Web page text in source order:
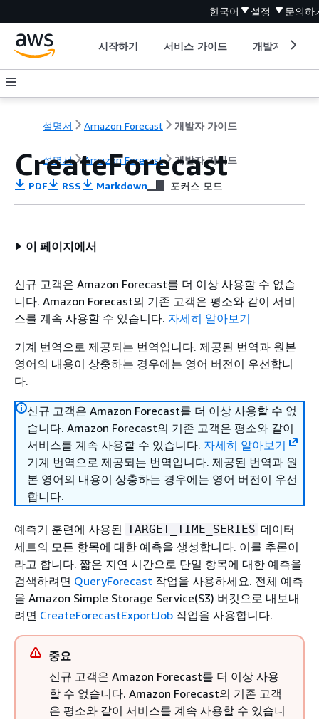
한국어 설정 문의하
시작하기 서비스 가이드 개발자 도구
설명서 Amazon Forecast 개발자 가이드
설명서 Amazon Forecast 개발자 가이드
CreateForecast
PDF RSS Markdown 포커스 모드
이 페이지에서
신규 고객은 Amazon Forecast를 더 이상 사용할 수 없습
니다. Amazon Forecast의 기존 고객은 평소와 같이 서비
스를 계속 사용할 수 있습니다. 자세히 알아보기
기계 번역으로 제공되는 번역입니다. 제공된 번역과 원본
영어의 내용이 상충하는 경우에는 영어 버전이 우선합니
다.
신규 고객은 Amazon Forecast를 더 이상 사용할 수 없
습니다. Amazon Forecast의 기존 고객은 평소와 같이
서비스를 계속 사용할 수 있습니다. 자세히 알아보기
기계 번역으로 제공되는 번역입니다. 제공된 번역과 원
본 영어의 내용이 상충하는 경우에는 영어 버전이 우선
합니다.
예측기 훈련에 사용된 TARGET_TIME_SERIES 데이터
세트의 모든 항목에 대한 예측을 생성합니다. 이를 추론이
라고 합니다. 짧은 지연 시간으로 단일 항목에 대한 예측을
검색하려면 QueryForecast 작업을 사용하세요. 전체 예측
을 Amazon Simple Storage Service(S3) 버킷으로 내보내
려면 CreateForecastExportJob 작업을 사용합니다.
중요
신규 고객은 Amazon Forecast를 더 이상 사용
할 수 없습니다. Amazon Forecast의 기존 고객
은 평소와 같이 서비스를 계속 사용할 수 있습니